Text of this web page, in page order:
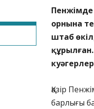
орнына
штаб
Қазір
барлығы